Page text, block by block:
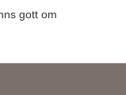
gott om